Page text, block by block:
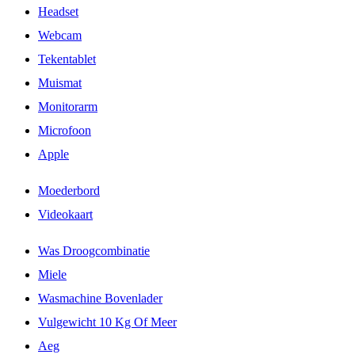
Headset
Webcam
Tekentablet
Muismat
Monitorarm
Microfoon
Apple
Moederbord
Videokaart
Was Droogcombinatie
Miele
Wasmachine Bovenlader
Vulgewicht 10 Kg Of Meer
Aeg